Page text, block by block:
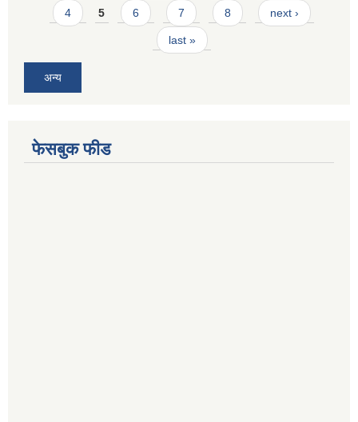
4 5 6 7 8 next ›
last »
अन्य
फेसबुक फीड